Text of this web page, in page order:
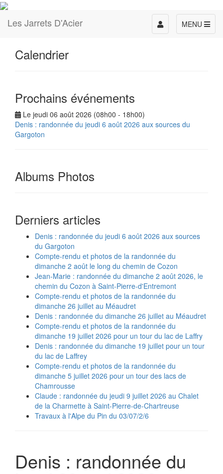
Les Jarrets D'Acier MENU
Toggle
navigation
Calendrier
Prochains événements
Le jeudi 06 août 2026 (08h00 - 18h00)
Denis : randonnée du jeudi 6 août 2026 aux sources du
Gargoton
Albums Photos
Derniers articles
Denis : randonnée du jeudi 6 août 2026 aux sources
du Gargoton
Compte-rendu et photos de la randonnée du
dimanche 2 août le long du chemin de Cozon
Jean-Marie : randonnée du dimanche 2 août 2026, le
chemin du Cozon à Saint-Pierre-d'Entremont
Compte-rendu et photos de la randonnée du
dimanche 26 juillet au Méaudret
Denis : randonnée du dimanche 26 juillet au Méaudret
Compte-rendu et photos de la randonnée du
dimanche 19 juillet 2026 pour un tour du lac de Laffry
Denis : randonnée du dimanche 19 juillet pour un tour
du lac de Laffrey
Compte-rendu et photos de la randonnée du
dimanche 5 juillet 2026 pour un tour des lacs de
Chamrousse
Claude : randonnée du jeudi 9 juillet 2026 au Chalet
de la Charmette à Saint-Pierre-de-Chartreuse
Travaux à l'Alpe du Pin du 03/07/2/6
Denis : randonnée du